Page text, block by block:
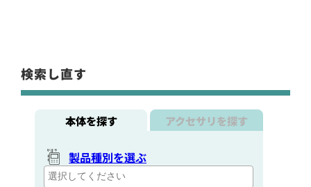
検索し直す
本体を探す アクセサリを探す
製品種別を選ぶ